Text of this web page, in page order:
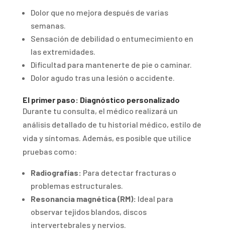
Dolor que no mejora después de varias
semanas.
Sensación de debilidad o entumecimiento en
las extremidades.
Dificultad para mantenerte de pie o caminar.
Dolor agudo tras una lesión o accidente.
El primer paso: Diagnóstico personalizado
Durante tu consulta, el médico realizará un
análisis detallado de tu historial médico, estilo de
vida y síntomas. Además, es posible que utilice
pruebas como:
Radiografías: Para detectar fracturas o
problemas estructurales.
Resonancia magnética (RM): Ideal para
observar tejidos blandos, discos
intervertebrales y nervios.